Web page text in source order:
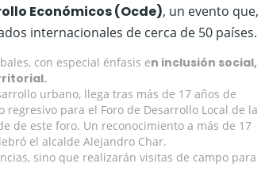
Económicos (Ocde), un evento que,
internacionales de cerca de 50 países.
con especial énfasis en inclusión social,
urbano, llega tras más de 17 años de
para el Foro de Desarrollo Local de la
de este foro. Un reconocimiento a más de 17
el alcalde Alejandro Char.
sino que realizarán visitas de campo para